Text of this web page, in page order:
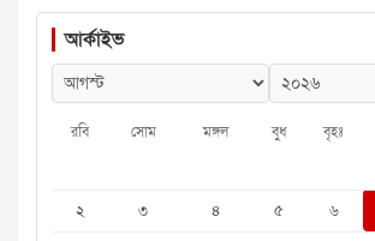
আর্কাইভ
রবি সোম মঙ্গল বুধ বৃহঃ
২
৩ ৪ ৫ ৬